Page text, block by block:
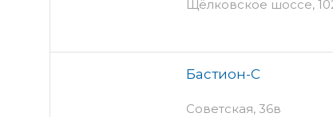
Щёлковское шоссе,
Бастион-С
Советская, 36в